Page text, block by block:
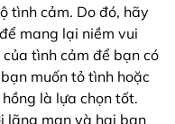
tình cảm. Do đó, hãy
mang lại niềm vui
tình cảm để bạn có
muốn tỏ tình hoặc
là lựa chọn tốt.
lãng mạn và hai bạn